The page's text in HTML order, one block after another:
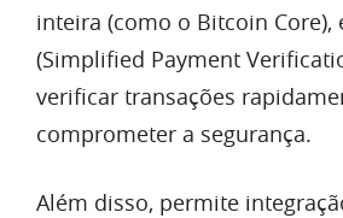
inteira (como o Bitcoin Core),
(Simplified Payment
verificar transações
comprometer a segurança.
Além disso, permite